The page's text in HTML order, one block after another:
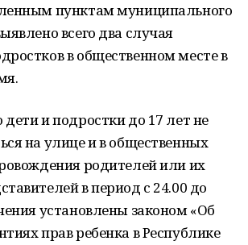
пунктам муниципального
всего два случая
в общественном месте в
и подростки до 17 лет не
на улице и в общественных
родителей или их
в период с 24.00 до
установлены законом «Об
прав ребенка в Республике